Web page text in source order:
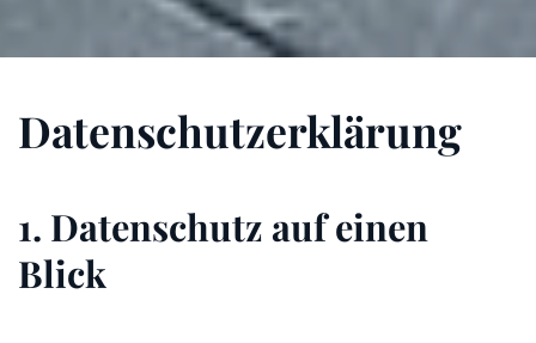
Datenschutz­erklärung
1. Datenschutz auf einen
Blick